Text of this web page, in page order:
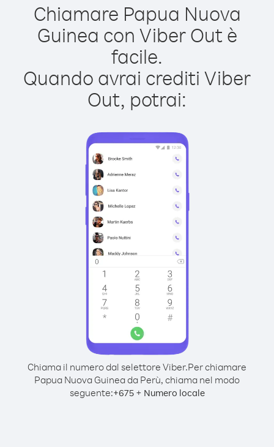
Chiamare Papua Nuova
Guinea con Viber Out è
facile.
Quando avrai crediti Viber
Out, potrai:
Chiama il numero dal selettore Viber.Per chiamare
Papua Nuova Guinea da Perù, chiama nel modo
seguente:+675+ Numero locale